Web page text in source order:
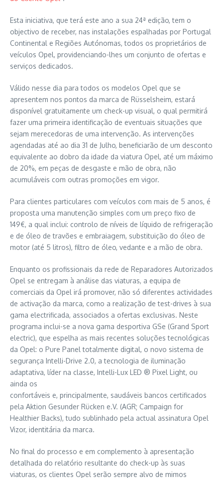
Esta iniciativa, que terá este ano a sua 24ª edição, tem o
objectivo de receber, nas instalações espalhadas por Portugal
Continental e Regiões Autónomas, todos os proprietários de
veículos Opel, providenciando-lhes um conjunto de ofertas e
serviços dedicados.
Válido nesse dia para todos os modelos Opel que se
apresentem nos pontos da marca de Rüsselsheim, estará
disponível gratuitamente um check-up visual, o qual permitirá
fazer uma primeira identificação de eventuais situações que
sejam merecedoras de uma intervenção. As intervenções
agendadas até ao dia 31 de Julho, beneficiarão de um desconto
equivalente ao dobro da idade da viatura Opel, até um máximo
de 20%, em peças de desgaste e mão de obra, não
acumuláveis com outras promoções em vigor.
Para clientes particulares com veículos com mais de 5 anos, é
proposta uma manutenção simples com um preço fixo de
149€, a qual inclui: controlo de níveis de líquido de refrigeração
e de óleo de travões e embraiagem, substituição do óleo de
motor (até 5 litros), filtro de óleo, vedante e a mão de obra.
Enquanto os profissionais da rede de Reparadores Autorizados
Opel se entregam à análise das viaturas, a equipa de
comerciais da Opel irá promover, não só diferentes actividades
de activação da marca, como a realização de test-drives à sua
gama electrificada, associados a ofertas exclusivas. Neste
programa inclui-se a nova gama desportiva GSe (Grand Sport
electric), que espelha as mais recentes soluções tecnológicas
da Opel: o Pure Panel totalmente digital, o novo sistema de
segurança Intelli-Drive 2.0, a tecnologia de iluminação
adaptativa, líder na classe, Intelli-Lux LED ® Pixel Light, ou
ainda os
confortáveis e, principalmente, saudáveis bancos certificados
pela Aktion Gesunder Rücken e.V. (AGR; Campaign for
Healthier Backs), tudo sublinhado pela actual assinatura Opel
Vizor, identitária da marca.
No final do processo e em complemento à apresentação
detalhada do relatório resultante do check-up às suas
viaturas, os clientes Opel serão sempre alvo de mimos